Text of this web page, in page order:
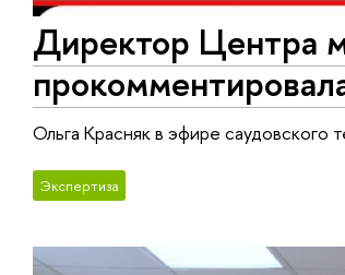
Директор Центра
Ольга Красняк в эфире саудовского
Экспертиза